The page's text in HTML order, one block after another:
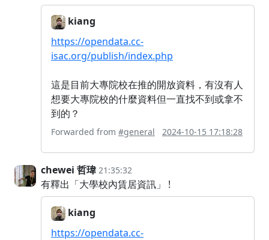
kiang
https://opendata.cc-
isac.org/publish/index.php
這是目前大專院校在推的開放資料，有沒有人
想要大專院校的什麼資料但一直找不到或拿不
到的？
Forwarded from #general 2024-10-15 17:18:28
chewei 哲瑋 21:35:32
有釋出「大學校內賃居資訊」 !
kiang
https://opendata.cc-